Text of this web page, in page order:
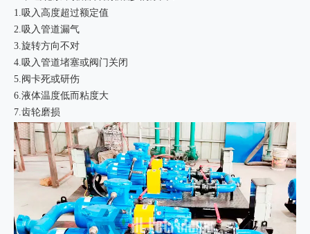
1.吸入高度超过额定值
2.吸入管道漏气
3.旋转方向不对
4.吸入管道堵塞或阀门关闭
5.阀卡死或研伤
6.液体温度低而粘度大
7.齿轮磨损